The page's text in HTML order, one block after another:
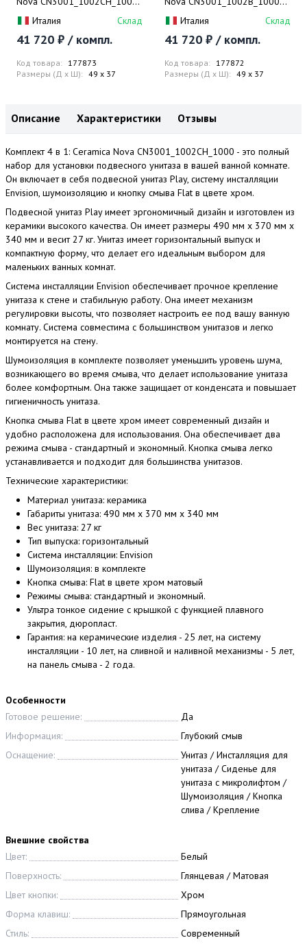
Унитаз подвесной Play +
Система инсталляции Envision
+ Шумоизоляция + Кнопка
Италия Склад
41 720 ₽ / компл.
Код товара: 177873
Размеры (Д x Ш): 49 x 37
Унитаз подвесной Play +
Система инсталляции Envision
+ Шумоизоляция + Кнопка
Италия Склад
41 720 ₽ / компл.
Код товара: 177872
Размеры (Д x Ш): 49 x 37
Описание Характеристики Отзывы
Комплект 4 в 1: Ceramica Nova CN3001_1002CH_1000 - это полный
набор для установки подвесного унитаза в вашей ванной комнате.
Он включает в себя подвесной унитаз Play, систему инсталляции
Envision, шумоизоляцию и кнопку смыва Flat в цвете хром.
Подвесной унитаз Play имеет эргономичный дизайн и изготовлен из
керамики высокого качества. Он имеет размеры 490 мм x 370 мм x
340 мм и весит 27 кг. Унитаз имеет горизонтальный выпуск и
компактную форму, что делает его идеальным выбором для
маленьких ванных комнат.
Система инсталляции Envision обеспечивает прочное крепление
унитаза к стене и стабильную работу. Она имеет механизм
регулировки высоты, что позволяет настроить ее под вашу ванную
комнату. Система совместима с большинством унитазов и легко
монтируется на стену.
Шумоизоляция в комплекте позволяет уменьшить уровень шума,
возникающего во время смыва, что делает использование унитаза
более комфортным. Она также защищает от конденсата и повышает
гигиеничность унитаза.
Кнопка смыва Flat в цвете хром имеет современный дизайн и
удобно расположена для использования. Она обеспечивает два
режима смыва - стандартный и экономный. Кнопка смыва легко
устанавливается и подходит для большинства унитазов.
Технические характеристики:
Материал унитаза: керамика
Габариты унитаза: 490 мм x 370 мм x 340 мм
Вес унитаза: 27 кг
Тип выпуска: горизонтальный
Система инсталляции: Envision
Шумоизоляция: в комплекте
Кнопка смыва: Flat в цвете хром матовый
Режимы смыва: стандартный и экономный.
Ультра тонкое сидение с крышкой с функцией плавного
закрытия, дюропласт.
Гарантия: на керамические изделия - 25 лет, на систему
инсталляции - 10 лет, на сливной и наливной механизмы - 5 лет,
на панель смыва - 2 года.
Особенности
Готовое решение:
Да
Информация:
Глубокий смыв
Оснащение:
Унитаз / Инсталляция для
унитаза / Сиденье для
унитаза с микролифтом /
Шумоизоляция / Кнопка
слива / Крепление
Внешние свойства
Цвет:
Белый
Поверхность:
Глянцевая / Матовая
Цвет кнопки:
Хром
Форма клавиш:
Прямоугольная
Стиль:
Современный